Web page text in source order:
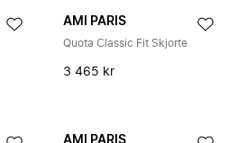
AMI PARIS
Quota Classic Fit Skjorte
3 465 kr
AMI PARIS